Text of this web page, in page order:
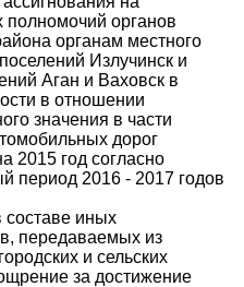
органов
органам местного
Излучинск и
Аган и Ваховск в
в отношении
значения в части
дорог
2015 год согласно
период 2016 - 2017 годов
составе иных
передаваемых из
и сельских
за достижение